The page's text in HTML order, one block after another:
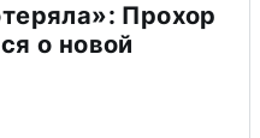
Прохор
о новой